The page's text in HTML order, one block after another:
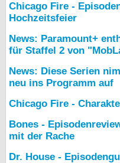
Chicago Fire -
Hochzeitsfeier
News: Paramount+
für Staffel 2 von
News: Diese Serien
neu ins Programm auf
Chicago Fire -
Bones -
mit der Rache
Dr. House -